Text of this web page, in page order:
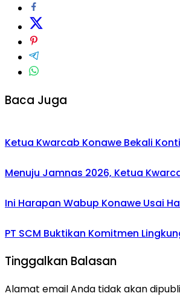
Baca Juga
Ketua Kwarcab Konawe Bekali
Menuju Jamnas 2026, Ketua
Ini Harapan Wabup Konawe Usai
PT SCM Buktikan Komitmen
Tinggalkan Balasan
Alamat email Anda tidak akan